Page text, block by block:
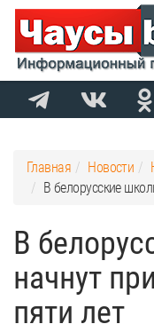
Главная Новости
В белорусские
В
начнут
пяти лет